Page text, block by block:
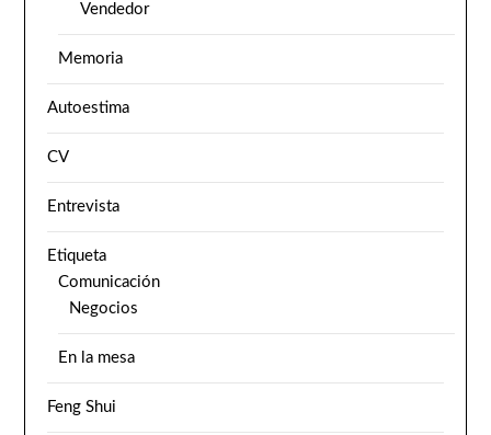
Vendedor
Memoria
Autoestima
CV
Entrevista
Etiqueta
Comunicación
Negocios
En la mesa
Feng Shui